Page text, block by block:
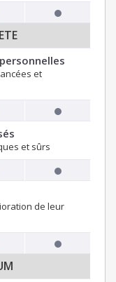
et
et sûrs
de leur